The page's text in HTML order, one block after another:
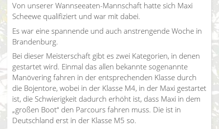
Von unserer Wannseeaten-Mannschaft hatte sich Maxi
Scheewe qualifiziert und war mit dabei.
Es war eine spannende und auch anstrengende Woche in
Brandenburg.
Bei dieser Meisterschaft gibt es zwei Kategorien, in denen
gestartet wird. Einmal das allen bekannte sogenannte
Manövering fahren in der entsprechenden Klasse durch
die Bojentore, wobei in der Klasse M4, in der Maxi gestartet
ist, die Schwierigkeit dadurch erhöht ist, dass Maxi in dem
„großen Boot“ den Parcours fahren muss. Die ist in
Deutschland erst in der Klasse M5 so.